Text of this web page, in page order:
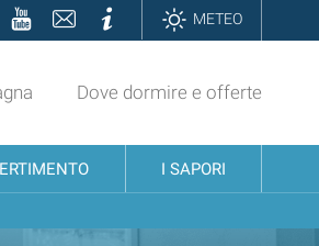
YouTubeContattiInformazioniMETEO
Dove dormire e offerte
I SAPORI